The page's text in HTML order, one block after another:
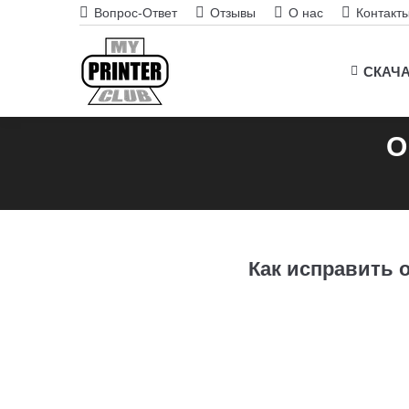
Вопрос-Ответ Отзывы О нас
Как исправить